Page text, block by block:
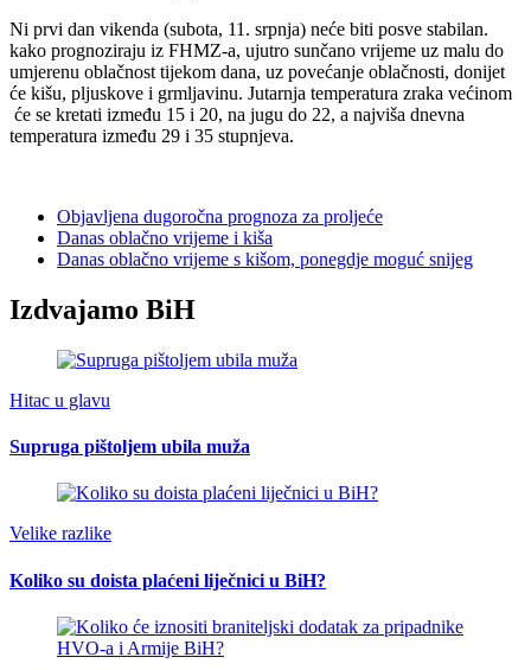
Ni prvi dan vikenda (subota, 11. srpnja) neće biti posve stabilan.
kako prognoziraju iz FHMZ-a, ujutro sunčano vrijeme uz malu do
umjerenu oblačnost tijekom dana, uz povećanje oblačnosti, donijet
će kišu, pljuskove i grmljavinu. Jutarnja temperatura zraka većinom
će se kretati između 15 i 20, na jugu do 22, a najviša dnevna
temperatura između 29 i 35 stupnjeva.
Objavljena dugoročna prognoza za proljeće
Danas oblačno vrijeme i kiša
Danas oblačno vrijeme s kišom, ponegdje moguć snijeg
Izdvajamo BiH
Hitac u glavu
Supruga pištoljem ubila muža
Velike razlike
Koliko su doista plaćeni liječnici u BiH?